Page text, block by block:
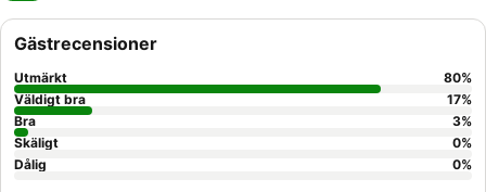
Gästrecensioner
Utmärkt 80%
Väldigt bra
17%
Bra
3%
Skäligt
0%
Dålig
0%